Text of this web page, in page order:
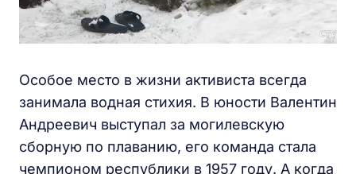
Особое место в жизни активиста всегда
занимала водная стихия. В юности Валентин
Андреевич выступал за могилевскую
сборную по плаванию, его команда стала
чемпионом республики в 1957 году. А когда